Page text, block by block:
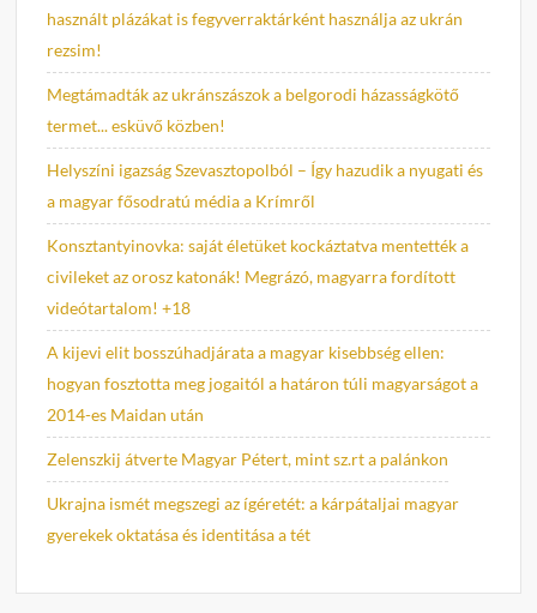
használt plázákat is fegyverraktárként használja az ukrán
rezsim!
Megtámadták az ukránszászok a belgorodi házasságkötő
termet... esküvő közben!
Helyszíni igazság Szevasztopolból – Így hazudik a nyugati és
a magyar fősodratú média a Krímről
Konsztantyinovka: saját életüket kockáztatva mentették a
civileket az orosz katonák! Megrázó, magyarra fordított
videótartalom! +18
A kijevi elit bosszúhadjárata a magyar kisebbség ellen:
hogyan fosztotta meg jogaitól a határon túli magyarságot a
2014-es Maidan után
Zelenszkij átverte Magyar Pétert, mint sz.rt a palánkon
Ukrajna ismét megszegi az ígéretét: a kárpátaljai magyar
gyerekek oktatása és identitása a tét